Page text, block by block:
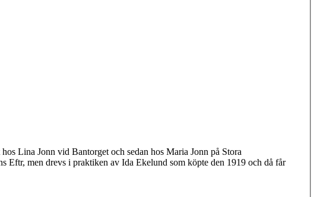
Lina Jonn vid Bantorget och sedan hos Maria Jonn på Stora
Eftr, men drevs i praktiken av Ida Ekelund som köpte den 1919 och då får